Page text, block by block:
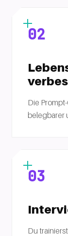
02
Die
belegbarer
03
Du